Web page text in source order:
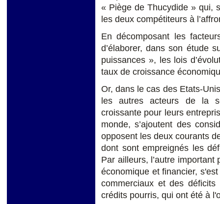
« Piège de Thucydide » qui,
les deux compétiteurs à
En décomposant les
d’élaborer, dans son étude
puissances », les lois
taux de croissance
Or, dans le cas des Etats-
les autres acteurs de la
croissante pour leurs
monde, s’ajoutent des
opposent les deux courants
dont sont empreignés les
Par ailleurs, l’autre
économique et financier,
commerciaux et des
crédits pourris, qui ont été à